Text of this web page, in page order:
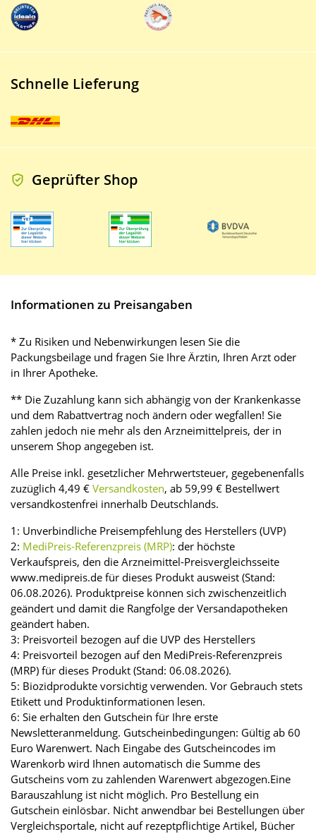
Schnelle Lieferung
Geprüfter Shop
Informationen zu Preisangaben
* Zu Risiken und Nebenwirkungen lesen Sie die
Packungsbeilage und fragen Sie Ihre Ärztin, Ihren Arzt oder
in Ihrer Apotheke.
** Die Zuzahlung kann sich abhängig von der Krankenkasse
und dem Rabattvertrag noch ändern oder wegfallen! Sie
zahlen jedoch nie mehr als den Arzneimittelpreis, der in
unserem Shop angegeben ist.
Alle Preise inkl. gesetzlicher Mehrwertsteuer, gegebenenfalls
zuzüglich 4,49 € Versandkosten, ab 59,99 € Bestellwert
versandkostenfrei innerhalb Deutschlands.
1: Unverbindliche Preisempfehlung des Herstellers (UVP)
2: MediPreis-Referenzpreis (MRP): der höchste
Verkaufspreis, den die Arzneimittel-Preisvergleichsseite
www.medipreis.de für dieses Produkt ausweist (Stand:
06.08.2026). Produktpreise können sich zwischenzeitlich
geändert und damit die Rangfolge der Versandapotheken
geändert haben.
3: Preisvorteil bezogen auf die UVP des Herstellers
4: Preisvorteil bezogen auf den MediPreis-Referenzpreis
(MRP) für dieses Produkt (Stand: 06.08.2026).
5: Biozidprodukte vorsichtig verwenden. Vor Gebrauch stets
Etikett und Produktinformationen lesen.
6: Sie erhalten den Gutschein für Ihre erste
Newsletteranmeldung. Gutscheinbedingungen: Gültig ab 60
Euro Warenwert. Nach Eingabe des Gutscheincodes im
Warenkorb wird Ihnen automatisch die Summe des
Gutscheins vom zu zahlenden Warenwert abgezogen.Eine
Barauszahlung ist nicht möglich. Pro Bestellung ein
Gutschein einlösbar. Nicht anwendbar bei Bestellungen über
Vergleichsportale, nicht auf rezeptpflichtige Artikel, Bücher